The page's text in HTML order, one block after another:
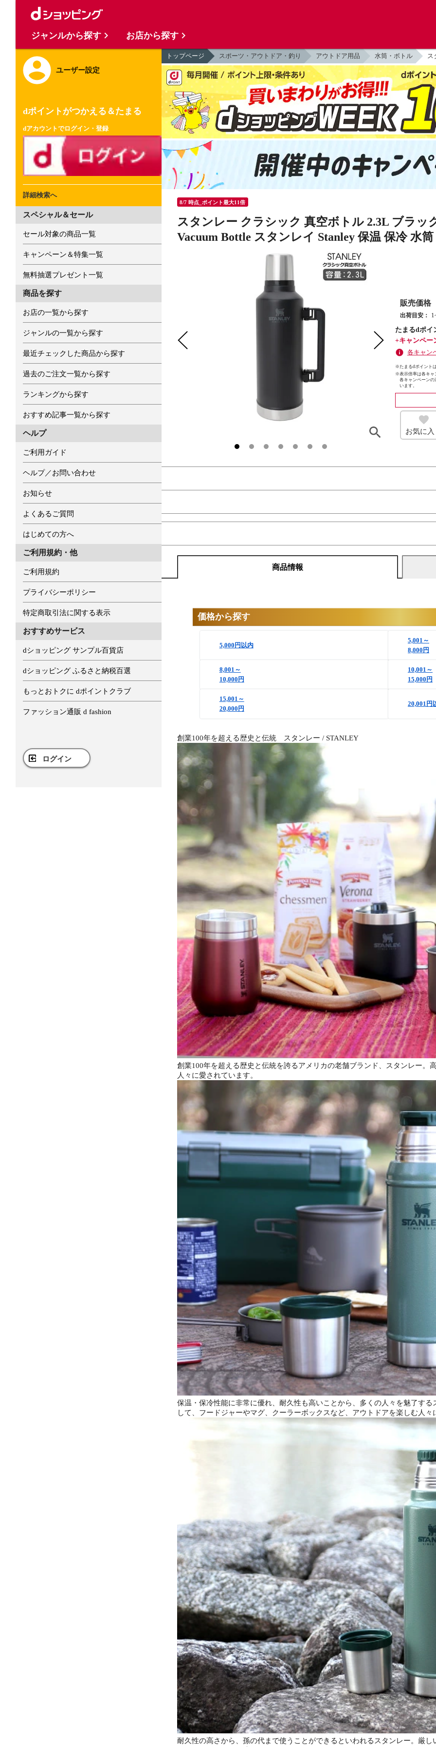
ユーザー設定
dポイントがつかえる＆たまる
dアカウントでログイン・登録
詳細検索へ
スペシャル＆セール
セール対象の商品一覧
キャンペーン＆特集一覧
無料抽選プレゼント一覧
商品を探す
お店の一覧から探す
ジャンルの一覧から探す
最近チェックした商品から探す
過去のご注文一覧から探す
ランキングから探す
おすすめ記事一覧から探す
ヘルプ
ご利用ガイド
ヘルプ／お問い合わせ
お知らせ
よくあるご質問
はじめての方へ
ご利用規約・他
ご利用規約
プライバシーポリシー
特定商取引法に関する表示
おすすめサービス
dショッピング サンプル百貨店
dショッピング ふるさと納税百選
もっとおトクに dポイントクラブ
ファッション通販 d fashion
ログイン
トップページ スポーツ・アウトドア・釣り アウトドア用品 水筒・ボトル ス
8/7 時点_ポイント最大11倍
スタンレー クラシック 真空ボトル 2.3L ブラッ
Vacuum Bottle スタンレイ Stanley 保温 保冷 水
販売価格
出荷目安：
たまるdポイ
+キャンペー
各キャン
※たまるdポイント
※表示倍率は各キャ
各キャンペーンの
います。
お気に入
商品情報
価格から探す
5,000円以内
5,001～
8,000円
8,001～
10,000円
10,001～
15,000円
15,001～
20,000円
20,001円
創業100年を超える歴史と伝統 スタンレー / STANLEY
創業100年を超える歴史と伝統を誇るアメリカの老舗ブランド、スタンレー。
人々に愛されています。
保温・保冷性能に非常に優れ、耐久性も高いことから、多くの人々を魅了す
して、フードジャーやマグ、クーラーボックスなど、アウトドアを楽しむ人
耐久性の高さから、孫の代まで使うことができるといわれるスタンレー。厳
ジャンルから探す お店から探す